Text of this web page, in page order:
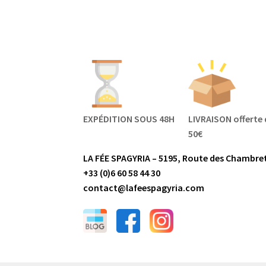
EXPÉDITION SOUS 48H
LIVRAISON offerte
50€
LA FÉE SPAGYRIA – 5195, Route des
+33 (0)6 60 58 44 30
contact@lafeespagyria.com